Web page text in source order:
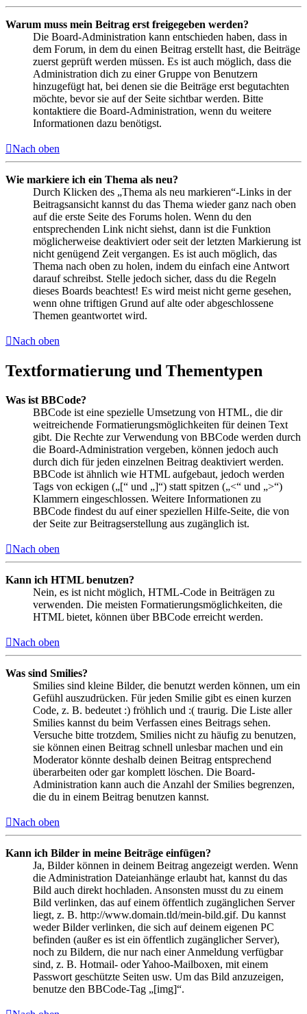
Warum muss mein Beitrag erst freigegeben werden?
Die Board-Administration kann entschieden haben, dass in
dem Forum, in dem du einen Beitrag erstellt hast, die Beiträge
zuerst geprüft werden müssen. Es ist auch möglich, dass die
Administration dich zu einer Gruppe von Benutzern
hinzugefügt hat, bei denen sie die Beiträge erst begutachten
möchte, bevor sie auf der Seite sichtbar werden. Bitte
kontaktiere die Board-Administration, wenn du weitere
Informationen dazu benötigst.
Nach oben
Wie markiere ich ein Thema als neu?
Durch Klicken des „Thema als neu markieren“-Links in der
Beitragsansicht kannst du das Thema wieder ganz nach oben
auf die erste Seite des Forums holen. Wenn du den
entsprechenden Link nicht siehst, dann ist die Funktion
möglicherweise deaktiviert oder seit der letzten Markierung ist
nicht genügend Zeit vergangen. Es ist auch möglich, das
Thema nach oben zu holen, indem du einfach eine Antwort
darauf schreibst. Stelle jedoch sicher, dass du die Regeln
dieses Boards beachtest! Es wird meist nicht gerne gesehen,
wenn ohne triftigen Grund auf alte oder abgeschlossene
Themen geantwortet wird.
Nach oben
Textformatierung und Thementypen
Was ist BBCode?
BBCode ist eine spezielle Umsetzung von HTML, die dir
weitreichende Formatierungsmöglichkeiten für deinen Text
gibt. Die Rechte zur Verwendung von BBCode werden durch
die Board-Administration vergeben, können jedoch auch
durch dich für jeden einzelnen Beitrag deaktiviert werden.
BBCode ist ähnlich wie HTML aufgebaut, jedoch werden
Tags von eckigen („[“ und „]“) statt spitzen („<“ und „>“)
Klammern eingeschlossen. Weitere Informationen zu
BBCode findest du auf einer speziellen Hilfe-Seite, die von
der Seite zur Beitragserstellung aus zugänglich ist.
Nach oben
Kann ich HTML benutzen?
Nein, es ist nicht möglich, HTML-Code in Beiträgen zu
verwenden. Die meisten Formatierungsmöglichkeiten, die
HTML bietet, können über BBCode erreicht werden.
Nach oben
Was sind Smilies?
Smilies sind kleine Bilder, die benutzt werden können, um ein
Gefühl auszudrücken. Für jeden Smilie gibt es einen kurzen
Code, z. B. bedeutet :) fröhlich und :( traurig. Die Liste aller
Smilies kannst du beim Verfassen eines Beitrags sehen.
Versuche bitte trotzdem, Smilies nicht zu häufig zu benutzen,
sie können einen Beitrag schnell unlesbar machen und ein
Moderator könnte deshalb deinen Beitrag entsprechend
überarbeiten oder gar komplett löschen. Die Board-
Administration kann auch die Anzahl der Smilies begrenzen,
die du in einem Beitrag benutzen kannst.
Nach oben
Kann ich Bilder in meine Beiträge einfügen?
Ja, Bilder können in deinem Beitrag angezeigt werden. Wenn
die Administration Dateianhänge erlaubt hat, kannst du das
Bild auch direkt hochladen. Ansonsten musst du zu einem
Bild verlinken, das auf einem öffentlich zugänglichen Server
liegt, z. B. http://www.domain.tld/mein-bild.gif. Du kannst
weder Bilder verlinken, die sich auf deinem eigenen PC
befinden (außer es ist ein öffentlich zugänglicher Server),
noch zu Bildern, die nur nach einer Anmeldung verfügbar
sind, z. B. Hotmail- oder Yahoo-Mailboxen, mit einem
Passwort geschützte Seiten usw. Um das Bild anzuzeigen,
benutze den BBCode-Tag „[img]“.